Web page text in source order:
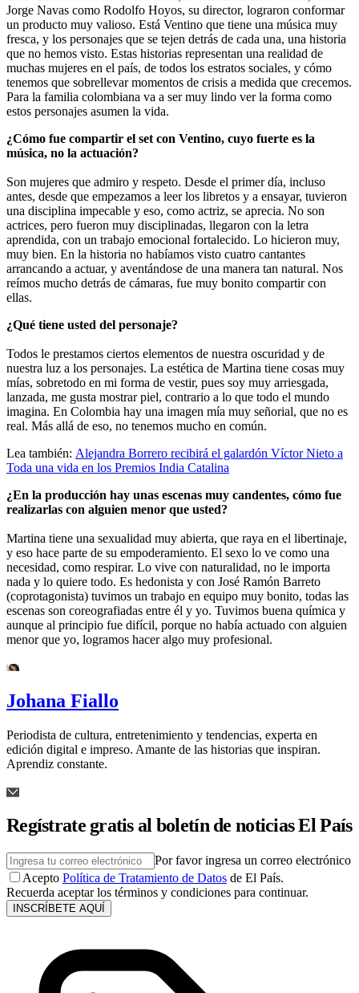
Jorge Navas como Rodolfo Hoyos, su director, lograron conformar
un producto muy valioso. Está Ventino que tiene una música muy
fresca, y los personajes que se tejen detrás de cada una, una historia
que no hemos visto. Estas historias representan una realidad de
muchas mujeres en el país, de todos los estratos sociales, y cómo
tenemos que sobrellevar momentos de crisis a medida que crecemos.
Para la familia colombiana va a ser muy lindo ver la forma como
estos personajes asumen la vida.
¿Cómo fue compartir el set con Ventino, cuyo fuerte es la
música, no la actuación?
Son mujeres que admiro y respeto. Desde el primer día, incluso
antes, desde que empezamos a leer los libretos y a ensayar, tuvieron
una disciplina impecable y eso, como actriz, se aprecia. No son
actrices, pero fueron muy disciplinadas, llegaron con la letra
aprendida, con un trabajo emocional fortalecido. Lo hicieron muy,
muy bien. En la historia no habíamos visto cuatro cantantes
arrancando a actuar, y aventándose de una manera tan natural. Nos
reímos mucho detrás de cámaras, fue muy bonito compartir con
ellas.
¿Qué tiene usted del personaje?
Todos le prestamos ciertos elementos de nuestra oscuridad y de
nuestra luz a los personajes. La estética de Martina tiene cosas muy
mías, sobretodo en mi forma de vestir, pues soy muy arriesgada,
lanzada, me gusta mostrar piel, contrario a lo que todo el mundo
imagina. En Colombia hay una imagen mía muy señorial, que no es
real. Más allá de eso, no tenemos mucho en común.
Lea también: Alejandra Borrero recibirá el galardón Víctor Nieto a
Toda una vida en los Premios India Catalina
¿En la producción hay unas escenas muy candentes, cómo fue
realizarlas con alguien menor que usted?
Martina tiene una sexualidad muy abierta, que raya en el libertinaje,
y eso hace parte de su empoderamiento. El sexo lo ve como una
necesidad, como respirar. Lo vive con naturalidad, no le importa
nada y lo quiere todo. Es hedonista y con José Ramón Barreto
(coprotagonista) tuvimos un trabajo en equipo muy bonito, todas las
escenas son coreografiadas entre él y yo. Tuvimos buena química y
aunque al principio fue difícil, porque no había actuado con alguien
menor que yo, logramos hacer algo muy profesional.
Johana Fiallo
Periodista de cultura, entretenimiento y tendencias, experta en
edición digital e impreso. Amante de las historias que inspiran.
Aprendiz constante.
Regístrate gratis al boletín de noticias El País
Por favor ingresa un correo electrónico
Acepto Política de Tratamiento de Datos de El País.
Recuerda aceptar los términos y condiciones para continuar.
INSCRÍBETE AQUÍ